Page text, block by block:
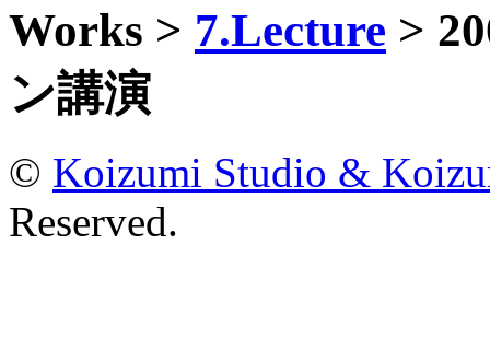
Works > 7.Lecture >
ン講演
© Koizumi Studio &
Reserved.